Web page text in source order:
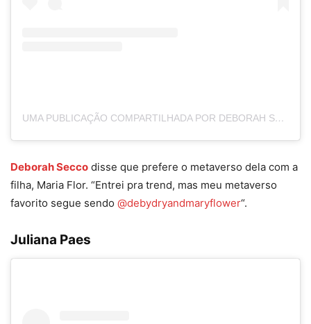
UMA PUBLICAÇÃO COMPARTILHADA POR DEBORAH SECCO (@DEDESECCO)
Deborah Secco disse que prefere o metaverso dela com a
filha, Maria Flor. “Entrei pra trend, mas meu metaverso
favorito segue sendo @debydryandmaryflower“.
Juliana Paes